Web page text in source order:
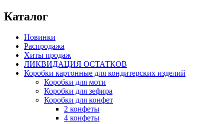
Каталог
Новинки
Распродажа
Хиты продаж
ЛИКВИДАЦИЯ ОСТАТКОВ
Коробки картонные для кондитерских изделий
Коробки для моти
Коробки для зефира
Коробки для конфет
2 конфеты
4 конфеты